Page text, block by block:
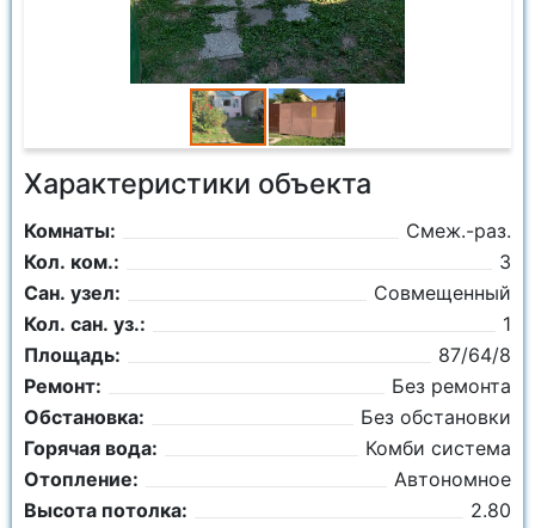
Характеристики объекта
Комнаты:
Смеж.-раз.
Кол. ком.:
3
Сан. узел:
Совмещенный
Кол. сан. уз.:
1
Площадь:
87/64/8
Ремонт:
Без ремонта
Обстановка:
Без обстановки
Горячая вода:
Комби система
Отопление:
Автономное
Высота потолка:
2.80